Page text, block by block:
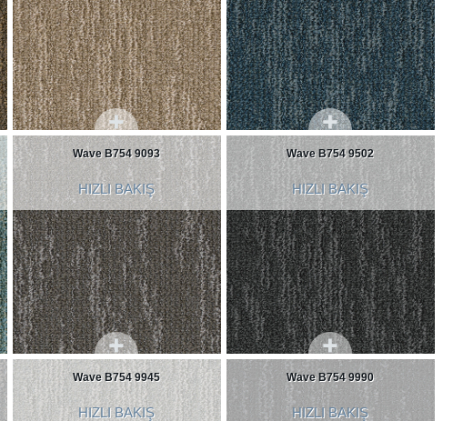
Wave B754 9093
HIZLI BAKIŞ
Wave B754 9502
HIZLI BAKIŞ
Wave B754 9945
HIZLI BAKIŞ
Wave B754 9990
HIZLI BAKIŞ